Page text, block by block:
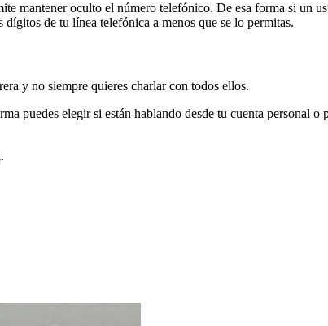
mantener oculto el número telefónico. De esa forma si un
de tu línea telefónica a menos que se lo permitas.
y no siempre quieres charlar con todos ellos.
puedes elegir si están hablando desde tu cuenta personal